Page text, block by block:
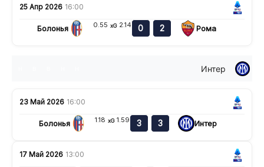
25 Апр 2026 16:00
Болонья 0.55 xG 2.14 0 2 Рома
Интер
23 Май 2026 16:00
Болонья 1.18 xG 1.59 3 3 Интер
17 Май 2026 13:00